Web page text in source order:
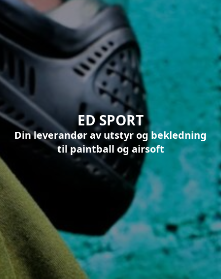
ED SPORT
Din leverandør av utstyr og bekledning
til paintball og airsoft